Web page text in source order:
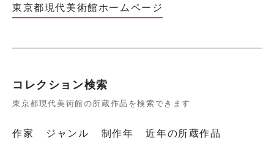
東京都現代美術館ホームページ
コレクション検索
東京都現代美術館の所蔵作品を検索できます
作家 ジャンル 制作年
近年の所蔵作品